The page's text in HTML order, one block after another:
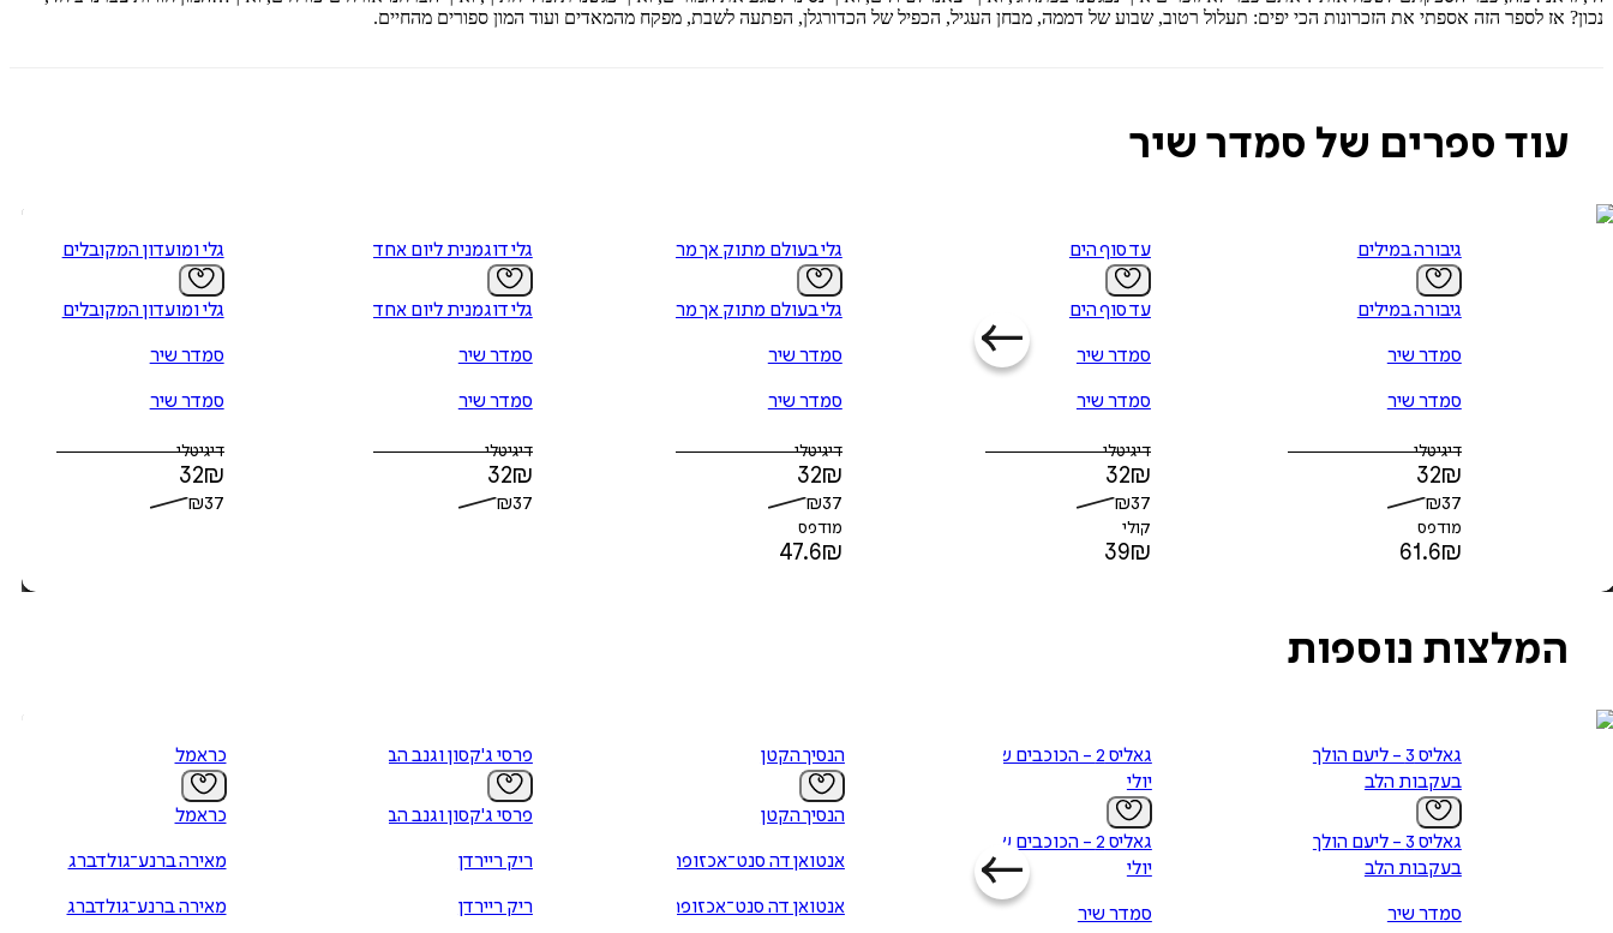
נכון? אז לספר הזה אספתי את הזכרונות הכי יפים: תעלול רטוב, שבוע של דממה, מבחן העגיל, הכפיל של הכדורגלן, הפתעה לשבת, מפקח מהמאדים ועוד המון ספורים מהחיים.
עוד ספרים של סמדר שיר
גיבורה במילים
גיבורה במילים
סמדר שיר
סמדר שיר
דיגיטלי
32₪
₪37
מודפס
61.6₪
עד סוף הים
עד סוף הים
סמדר שיר
סמדר שיר
דיגיטלי
32₪
₪37
קולי
39₪
גלי בעולם מתוק אך מר
גלי בעולם מתוק אך מר
סמדר שיר
סמדר שיר
דיגיטלי
32₪
₪37
מודפס
47.6₪
גלי דוגמנית ליום אחד
גלי דוגמנית ליום אחד
סמדר שיר
סמדר שיר
דיגיטלי
32₪
₪37
גלי ומועדון המקובלים
גלי ומועדון המקובלים
סמדר שיר
סמדר שיר
דיגיטלי
32₪
₪37
המלצות נוספות
גאליס 3 - ליעם הולך
בעקבות הלב
גאליס 3 - ליעם הולך
בעקבות הלב
סמדר שיר
גאליס 2 - הכוכבים של
יולי
גאליס 2 - הכוכבים של
יולי
סמדר שיר
הנסיך הקטן
הנסיך הקטן
אנטואן דה סנט־אכזופרי
אנטואן דה סנט־אכזופרי
פרסי ג'קסון וגנב הברק - 1
פרסי ג'קסון וגנב הברק - 1
ריק ריירדן
ריק ריירדן
כראמל
כראמל
מאירה ברנע־גולדברג
מאירה ברנע־גולדברג